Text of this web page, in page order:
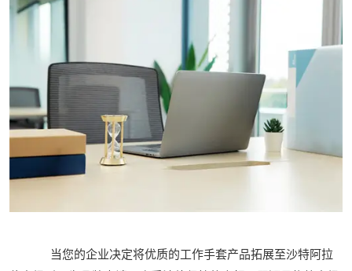
当您的企业决定将优质的工作手套产品拓展至沙特阿拉